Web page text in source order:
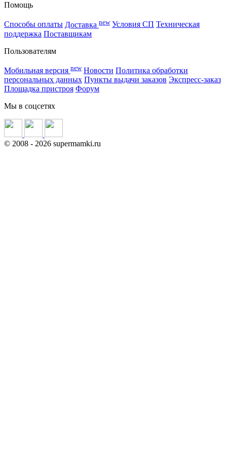
Помощь
Способы оплаты Доставка new Условия СП Техническая
поддержка Поставщикам
Пользователям
Мобильная версия new Новости Политика обработки
персональных данных Пункты выдачи заказов Экспресс-заказ
Площадка пристроя Форум
Мы в соцсетях
© 2008 - 2026 supermamki.ru